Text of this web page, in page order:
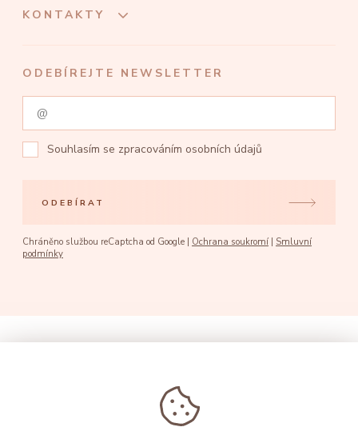
KONTAKTY
ODEBÍREJTE NEWSLETTER
Souhlasím se zpracováním osobních údajů
ODEBÍRAT
Chráněno službou reCaptcha od Google | Ochrana soukromí
Smluvní
podmínky